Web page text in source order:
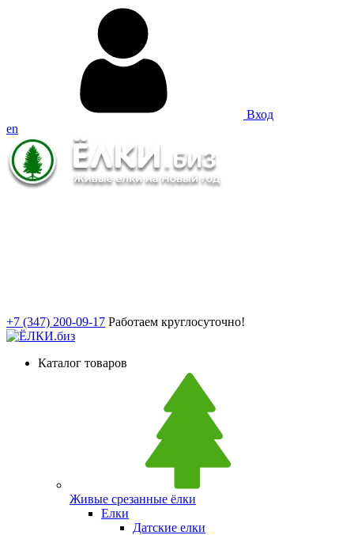
Вход
en
+7 (347) 200-09-17 Работаем круглосуточно!
Каталог товаров
Живые срезанные ёлки
Елки
Датские елки